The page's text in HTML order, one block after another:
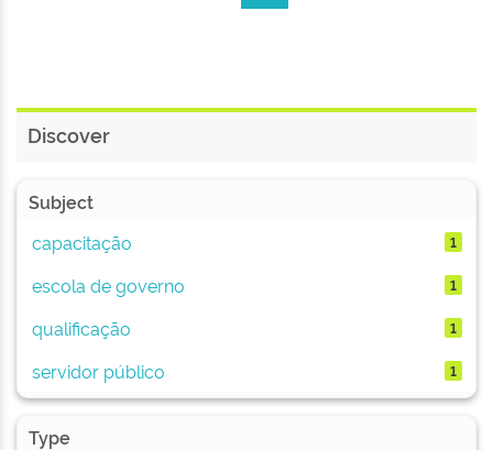
Discover
Subject
capacitação
1
escola de governo 1
qualificação 1
servidor público 1
Type